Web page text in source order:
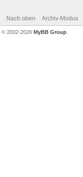
Nach oben Archiv-Modus
, © 2002-2026 MyBB Group